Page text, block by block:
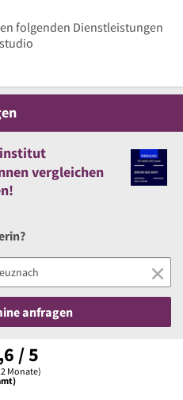
folgenden Dienstleistungen
vergleichen
anfragen
/ 5
Monate)